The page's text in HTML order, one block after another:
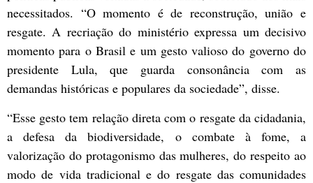
necessitados. “O momento é de reconstrução, união e
resgate. A recriação do ministério expressa um decisivo
momento para o Brasil e um gesto valioso do governo do
presidente Lula, que guarda consonância com as
demandas históricas e populares da sociedade”, disse.
“Esse gesto tem relação direta com o resgate da cidadania,
a defesa da biodiversidade, o combate à fome, a
valorização do protagonismo das mulheres, do respeito ao
modo de vida tradicional e do resgate das comunidades